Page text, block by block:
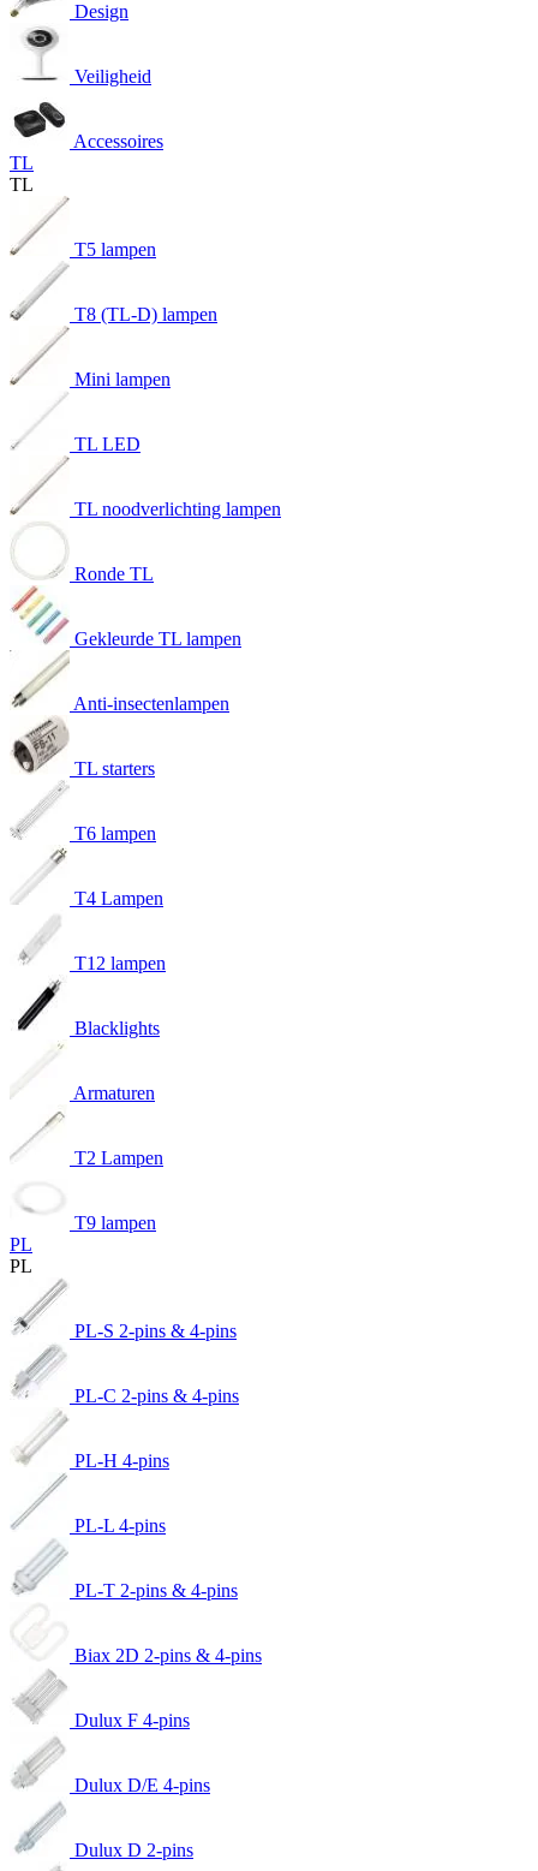
Design
Veiligheid
Accessoires
TL
TL
T5 lampen
T8 (TL-D) lampen
Mini lampen
TL LED
TL noodverlichting lampen
Ronde TL
Gekleurde TL lampen
Anti-insectenlampen
TL starters
T6 lampen
T4 Lampen
T12 lampen
Blacklights
Armaturen
T2 Lampen
T9 lampen
PL
PL
PL-S 2-pins & 4-pins
PL-C 2-pins & 4-pins
PL-H 4-pins
PL-L 4-pins
PL-T 2-pins & 4-pins
Biax 2D 2-pins & 4-pins
Dulux F 4-pins
Dulux D/E 4-pins
Dulux D 2-pins